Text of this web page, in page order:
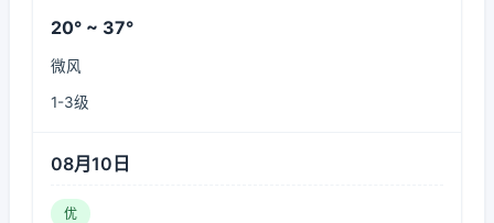
20° ~ 37°
微风
1-3级
08月10日
优